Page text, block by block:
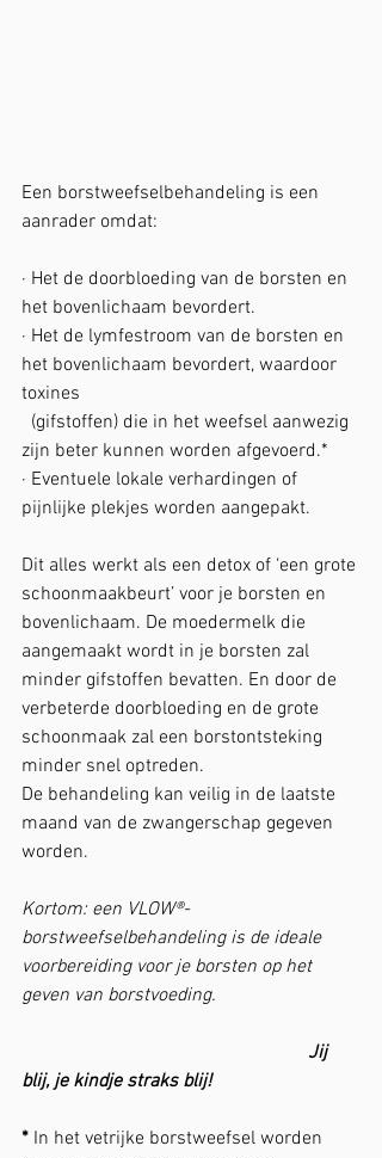
Een borstweefselbehandeling is een
aanrader omdat:
· Het de doorbloeding van de borsten en
het bovenlichaam bevordert.
· Het de lymfestroom van de borsten en
het bovenlichaam bevordert, waardoor
toxines
zijn beter kunnen worden afgevoerd.*
· Eventuele lokale verhardingen of
pijnlijke plekjes worden aangepakt.
Dit alles werkt als een detox of ‘een grote
schoonmaakbeurt’ voor je borsten en
bovenlichaam. De moedermelk die
aangemaakt wordt in je borsten zal
minder gifstoffen bevatten. En door de
verbeterde doorbloeding en de grote
schoonmaak zal een borstontsteking
minder snel optreden.
De behandeling kan veilig in de laatste
maand van de zwangerschap gegeven
worden.
Kortom: een VLOW®-
borstweefselbehandeling is de ideale
voorbereiding voor je borsten op het
geven van borstvoeding.
blij, je kindje straks blij!
* In het vetrijke borstweefsel worden